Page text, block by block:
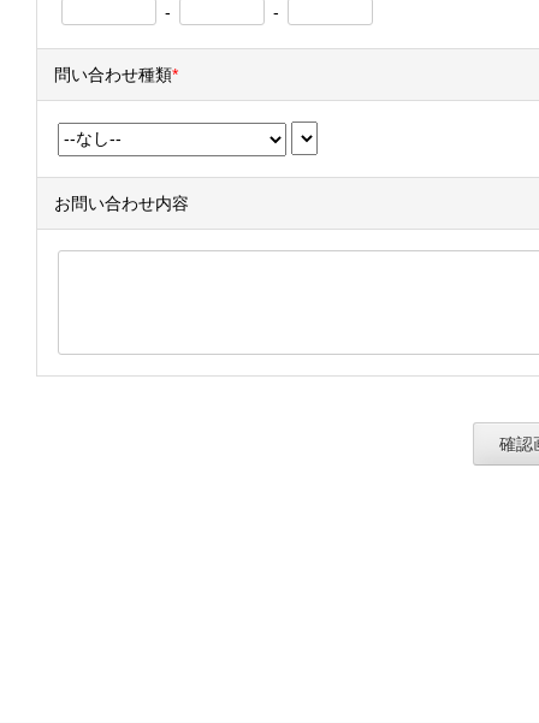
- -
問い合わせ種類*
お問い合わせ内容